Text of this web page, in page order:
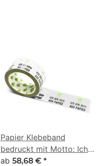
Papier Klebeband
bedruckt mit Motto: Ich
bin 100% aus Papier - 50
ab 58,68 € *